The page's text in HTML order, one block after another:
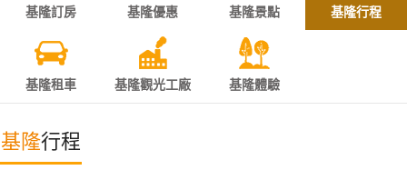
訂
直接跟飯店訂房HOT
特
基隆訂房 基隆優惠 基隆景點 基隆行程
基隆租車 基隆觀光工廠 基隆體驗
基隆行程